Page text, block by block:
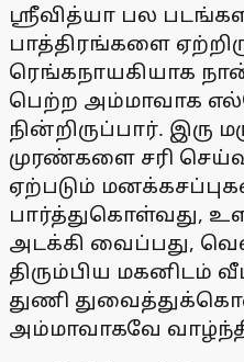
ஸ்ரீவித்யா பல
பாத்திரங்களை
ரெங்கநாயகியாக
பெற்ற அம்மாவாக
நின்றிருப்பார். இரு
முரண்களை சரி
ஏற்படும்
பார்த்துகொள்வது,
அடக்கி வைப்பது,
திரும்பிய மகனிடம்
துணி
அம்மாவாகவே